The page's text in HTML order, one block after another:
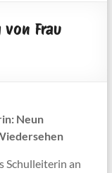
von Frau
Neun
Schulleiterin an